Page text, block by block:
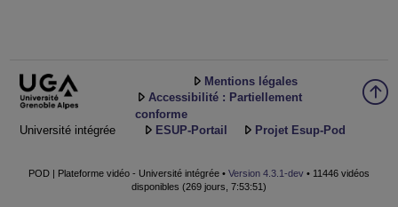
Université intégrée
Mentions légales
Accessibilité : Partiellement
conforme
ESUP-Portail
Projet Esup-Pod
POD | Plateforme vidéo - Université intégrée • Version 4.3.1-dev • 11446 vidéos
disponibles (269 jours, 7:53:51)